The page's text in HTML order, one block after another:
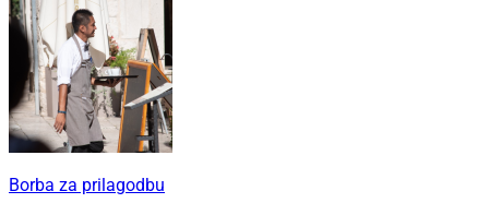
Borba za prilagodbu